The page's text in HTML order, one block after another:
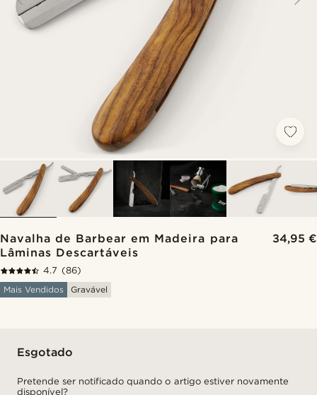
Navalha de Barbear em Madeira para
Lâminas Descartáveis
34,95 €
4.7 (86)
Mais Vendidos
Gravável
Esgotado
Pretende ser notificado quando o artigo estiver novamente
disponível?